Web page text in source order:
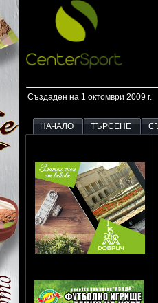
Създаден на 1 октомври 2009 г.
НАЧАЛО ТЪРСЕНЕ